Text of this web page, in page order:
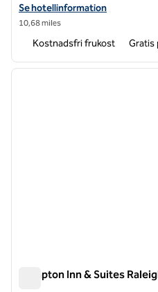
Visa hotelluppgifter för Home2
Se hotellinformation
10,68 miles
Kostnadsfri frukost Gratis
1 av 12
Hampton Inn & Suites